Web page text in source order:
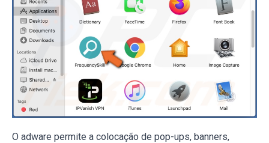
O adware permite a colocação de pop-ups, banners,